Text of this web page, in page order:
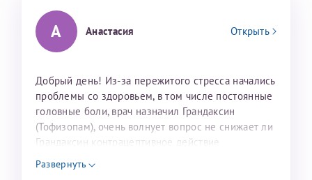
А Анастасия Открыть
Добрый день! Из-за пережитого стресса начались
проблемы со здоровьем, в том числе постоянные
головные боли, врач назначил Грандаксин
(Тофизопам), очень волнует вопрос не снижает ли
Грандаксин контрацептивное действие
пероральных контрацептивов (пью Белару уже 1,5
года) ?
Развернуть
Нажимая кнопку "Отправить" соглашаюсь сПолитикой
конфиденциальности
Я подтверждаю свое согласие на передачу указанной мной
информации в электронной форме (в том числе персональных
данных) по открытым каналам связи сети Интернет.